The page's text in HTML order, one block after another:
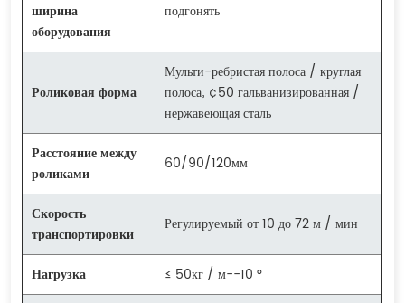
ширина
оборудования
подгонять
Роликовая форма
Мульти-ребристая полоса / круглая
полоса; ¢50 гальванизированная /
нержавеющая сталь
Расстояние между
роликами
60/90/120мм
Скорость
транспортировки
Регулируемый от 10 до 72 м / мин
Нагрузка ≤ 50кг / м--10 °